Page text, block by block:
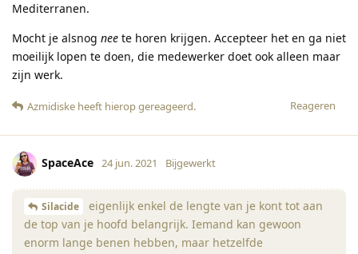
Mediterranen.
Mocht je alsnog nee te horen krijgen. Accepteer het en ga niet
moeilijk lopen te doen, die medewerker doet ook alleen maar
zijn werk.
Reageren
Azmidiske heeft hierop gereageerd.
SpaceAce 24 jun. 2021 Bijgewerkt
Silacide
eigenlijk enkel de lengte van je kont tot aan
de top van je hoofd belangrijk. Iemand kan gewoon
enorm lange benen hebben, maar hetzelfde